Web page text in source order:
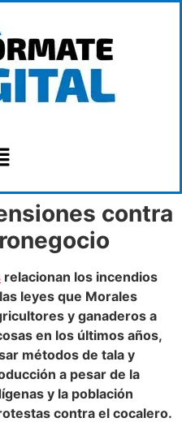
contra
relacionan los incendios
leyes que Morales
y ganaderos a
en los últimos años,
métodos de tala y
a pesar de la
y la población
contra el cocalero.